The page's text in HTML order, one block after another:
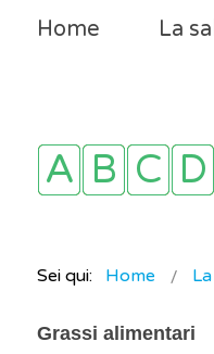
Home La
Sei qui: Home
Grassi alimentari